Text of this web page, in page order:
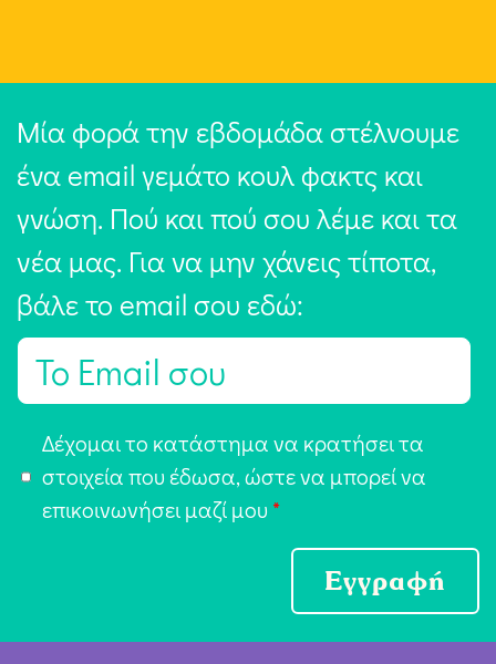
Μία φορά την εβδομάδα στέλνουμε
ένα email γεμάτο κουλ φακτς και
γνώση. Πού και πού σου λέμε και τα
νέα μας. Για να μην χάνεις τίποτα,
βάλε το email σου εδώ:
E
π
ή
Δέχομαι το κατάστημα να κρατήσει τα
στοιχεία που έδωσα, ώστε να μπορεί να
επικοινωνήσει μαζί μου *
Εγγραφή